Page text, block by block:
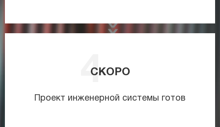
СКОРО
Проект инженерной системы готов